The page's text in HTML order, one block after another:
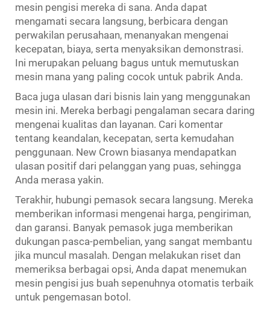
mesin pengisi mereka di sana. Anda dapat
mengamati secara langsung, berbicara dengan
perwakilan perusahaan, menanyakan mengenai
kecepatan, biaya, serta menyaksikan demonstrasi.
Ini merupakan peluang bagus untuk memutuskan
mesin mana yang paling cocok untuk pabrik Anda.
Baca juga ulasan dari bisnis lain yang menggunakan
mesin ini. Mereka berbagi pengalaman secara daring
mengenai kualitas dan layanan. Cari komentar
tentang keandalan, kecepatan, serta kemudahan
penggunaan. New Crown biasanya mendapatkan
ulasan positif dari pelanggan yang puas, sehingga
Anda merasa yakin.
Terakhir, hubungi pemasok secara langsung. Mereka
memberikan informasi mengenai harga, pengiriman,
dan garansi. Banyak pemasok juga memberikan
dukungan pasca-pembelian, yang sangat membantu
jika muncul masalah. Dengan melakukan riset dan
memeriksa berbagai opsi, Anda dapat menemukan
mesin pengisi jus buah sepenuhnya otomatis terbaik
untuk pengemasan botol.